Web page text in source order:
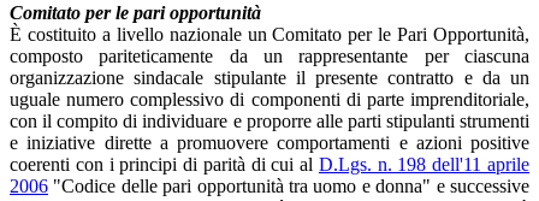
Comitato per le pari opportunità
È costituito a livello nazionale un Comitato per le Pari Opportunità,
composto pariteticamente da un rappresentante per ciascuna
organizzazione sindacale stipulante il presente contratto e da un
uguale numero complessivo di componenti di parte imprenditoriale,
con il compito di individuare e proporre alle parti stipulanti strumenti
e iniziative dirette a promuovere comportamenti e azioni positive
coerenti con i principi di parità di cui al D.Lgs. n. 198 dell'11 aprile
2006 "Codice delle pari opportunità tra uomo e donna" e successive